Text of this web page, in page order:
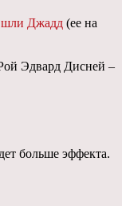
Джадд (ее на
Эдвард Дисней –
больше эффекта.